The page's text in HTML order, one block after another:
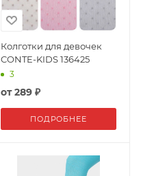
Колготки для девочек
CONTE-KIDS 136425
3
от289 ₽
ПОДРОБНЕЕ